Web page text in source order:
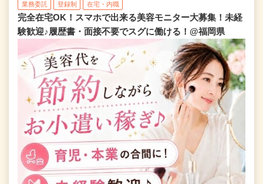
業務委託 登録制 在宅・内職
完全在宅OK！スマホで出来る美容モニター大募集！未経
験歓迎♪履歴書・面接不要でスグに働ける！@福岡県